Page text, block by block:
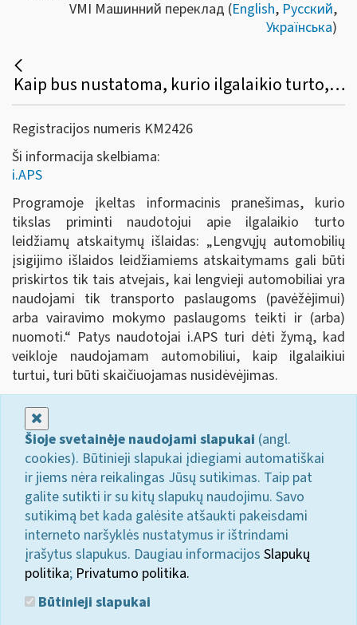
VMI Машинний переклад (English, Русский,
Українська)
Kaip bus nustatoma, kurio ilgalaikio turto, nurodyto FR0457 formoje, bus skaičiuojamas nusidėvėjimas, o kurio (pvz., lengvojo automobilio, naudojamo advokato veikloje) neskaičiuojamas (nepriskiriamas leidžiamiems atskaitymams)?
Registracijos numeris KM2426
Ši informacija skelbiama:
i.APS
Programoje įkeltas informacinis pranešimas, kurio
tikslas priminti naudotojui apie ilgalaikio turto
leidžiamų atskaitymų išlaidas: „Lengvųjų automobilių
įsigijimo išlaidos leidžiamiems atskaitymams gali būti
priskirtos tik tais atvejais, kai lengvieji automobiliai yra
naudojami tik transporto paslaugoms (pavėžėjimui)
arba vairavimo mokymo paslaugoms teikti ir (arba)
nuomoti.“ Patys naudotojai i.APS turi dėti žymą, kad
veikloje naudojamam automobiliui, kaip ilgalaikiui
turtui, turi būti skaičiuojamas nusidėvėjimas.
Šioje svetainėje naudojami slapukai (angl.
cookies). Būtinieji slapukai įdiegiami automatiškai
ir jiems nėra reikalingas Jūsų sutikimas. Taip pat
galite sutikti ir su kitų slapukų naudojimu. Savo
sutikimą bet kada galėsite atšaukti pakeisdami
interneto naršyklės nustatymus ir ištrindami
įrašytus slapukus. Daugiau informacijos Slapukų
politika; Privatumo politika.
Būtinieji slapukai